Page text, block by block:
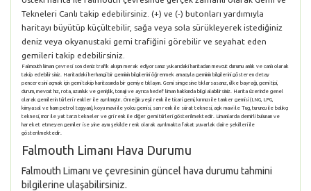
Tekneleri Canlı takip edebilirsiniz. (+) ve (-) butonları yardımıyla
haritayı büyütüp küçültebilir, sağa veya sola sürükleyerek istediğiniz
deniz veya okyanustaki gemi trafiğini görebilir ve seyahat eden
gemileri takip edebilirsiniz.
Falmouth limanı çevresi son deniz trafik akışını merak ediyorsanız yukarıdaki haritadan mevcut durumu anlık ve canlı olarak
takip edebilirsiniz. Haritadaki herhangi bir geminin bilgilerini öğrenmek amacıyla geminin bilgilerini gösteren detay
penceresini açmak için gemi takip haritasında bir gemiye tıklayın. Gemi simgesine tıklarsasanız, ülke bayrağı, gemi tipi,
durum, mevcut hız, rota, uzunluk ve genişlik, tonajı ve ayrıca hedef liman hakkında bilgi alabilirsiniz. Harita üzerinde genel
olarak gemilerin türleri renkler ile ayrılmıştır. Örneğin yeşil renk ile ticari gemi, kırmızı ile tanker gemisi (LNG, LPG,
kimyasal ve ham petrol taşıyan), koyu mavi ile yolcu gemisi, sarı renk ile sürat teknesi, açık mavi ile Tug, turuncu ile balıkçı
teknesi, mor ile yat tarzı tekneler ve gri renk ile diğer gemi türleri gösterilmektedir. Limanlarda demirli bulunan ve
hareket etmeyen gemiler ise yine aynı şekilde renk olarak ayrılmakta fakat yuvarlak daire şekilleri ile
gösterilmektedir.
Falmouth Limanı Hava Durumu
Falmouth Limanı ve çevresinin güncel hava durumu tahmini
bilgilerine ulaşabilirsiniz.